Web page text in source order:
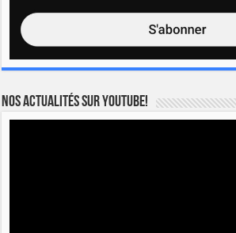
Nos actualités sur YOUTUBE!